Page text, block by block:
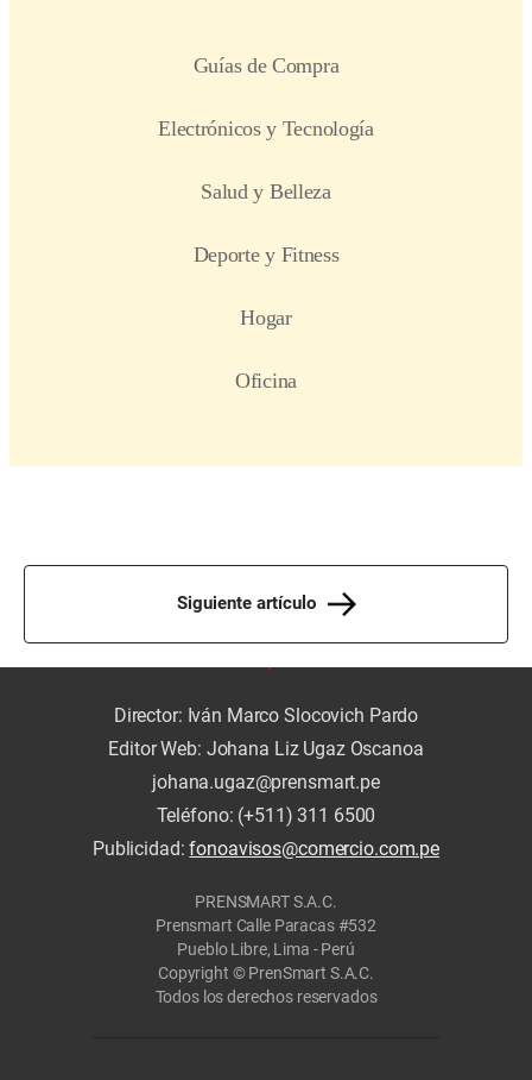
Siguiente artículo
Director: Iván Marco Slocovich Pardo
Editor Web: Johana Liz Ugaz Oscanoa
johana.ugaz@prensmart.pe
Teléfono: (+511) 311 6500
Publicidad:fonoavisos@comercio.com.pe
PRENSMART S.A.C.
Prensmart Calle Paracas #532
Pueblo Libre, Lima - Perú
Copyright © PrenSmart S.A.C.
Todos los derechos reservados